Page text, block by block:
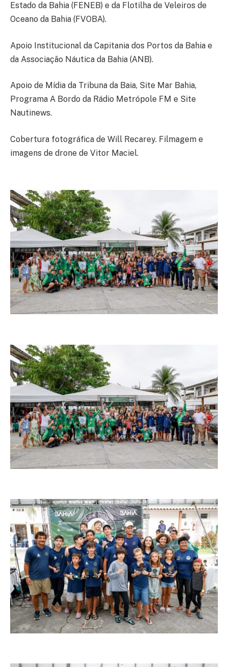
Estado da Bahia (FENEB) e da Flotilha de Veleiros de
Oceano da Bahia (FVOBA).
Apoio Institucional da Capitania dos Portos da Bahia e
da Associação Náutica da Bahia (ANB).
Apoio de Mídia da Tribuna da Baia, Site Mar Bahia,
Programa A Bordo da Rádio Metrópole FM e Site
Nautinews.
Cobertura fotográfica de Will Recarey. Filmagem e
imagens de drone de Vitor Maciel.